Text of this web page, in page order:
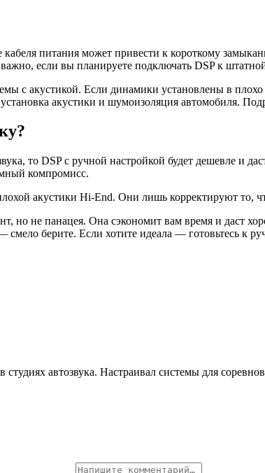
кабеля питания может привести к короткому
если вы планируете подключать DSP к
с акустикой. Если динамики установлены в
акустики и шумоизоляция автомобиля.
то DSP с ручной настройкой будет дешевле и
компромисс.
акустики Hi-End. Они лишь корректируют то,
но не панацея. Она сэкономит вам время и
берите. Если хотите идеала — готовьтесь к
автозвука. Настраивал системы для